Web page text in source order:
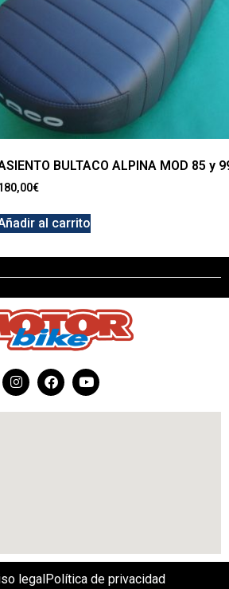
BULTACO ALPINA MOD 85 y
€
al carrito
legalPolítica de privacidad